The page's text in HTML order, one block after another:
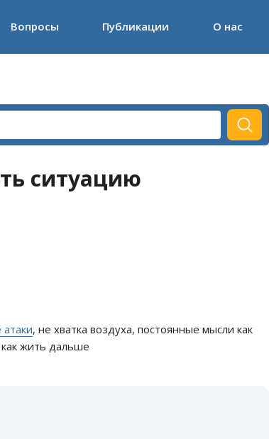
Вопросы Публикации О нас
ситуацию
атаки, не хватка воздуха, постоянные мысли как
жить дальше